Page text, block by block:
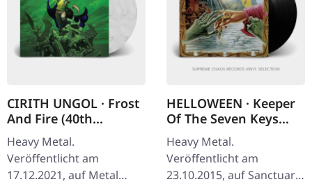
CIRITH UNGOL · Frost
And Fire (40th
Anniversary Edition) |
GREY 2LP
Heavy Metal.
Veröffentlicht am
17.12.2021, auf Metal
HELLOWEEN · Keeper
Of The Seven Keys
Part II | BLACK LP
Heavy Metal.
Veröffentlicht am
23.10.2015, auf Sanctuary